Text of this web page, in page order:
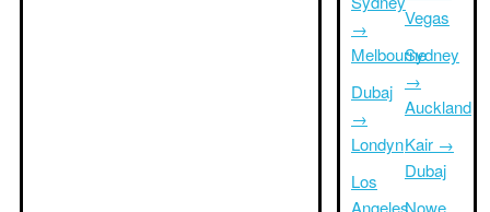
→
Melbourne
Dubaj
→
Londyn
Los
Angeles
Vegas
Sydney
→
Auckland
Kair →
Dubaj
Nowe